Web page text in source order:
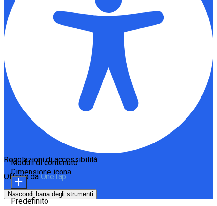
Regolazioni di accessibilità
Offerto daOneTap
Nascondi barra degli strumenti
Moduli di contenuto
Dimensione icona
Predefinito